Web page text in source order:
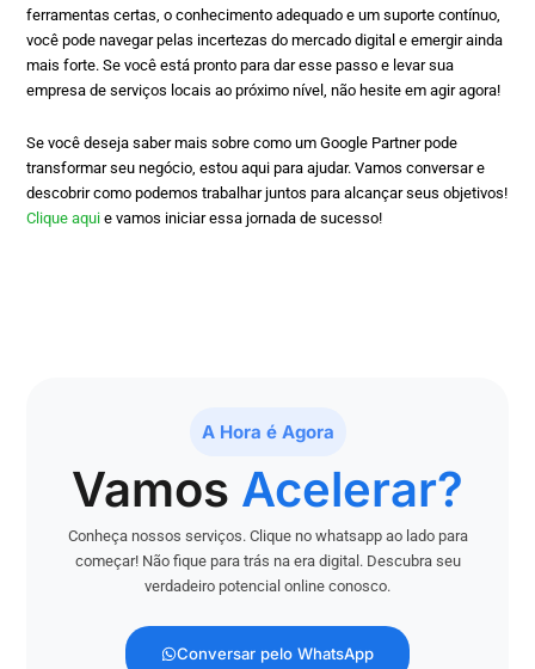
ferramentas certas, o conhecimento adequado e um suporte contínuo,
você pode navegar pelas incertezas do mercado digital e emergir ainda
mais forte. Se você está pronto para dar esse passo e levar sua
empresa de serviços locais ao próximo nível, não hesite em agir agora!
Se você deseja saber mais sobre como um Google Partner pode
transformar seu negócio, estou aqui para ajudar. Vamos conversar e
descobrir como podemos trabalhar juntos para alcançar seus objetivos!
Clique aqui e vamos iniciar essa jornada de sucesso!
A Hora é Agora
Vamos Acelerar?
Conheça nossos serviços. Clique no whatsapp ao lado para
começar! Não fique para trás na era digital. Descubra seu
verdadeiro potencial online conosco.
Conversar pelo WhatsApp